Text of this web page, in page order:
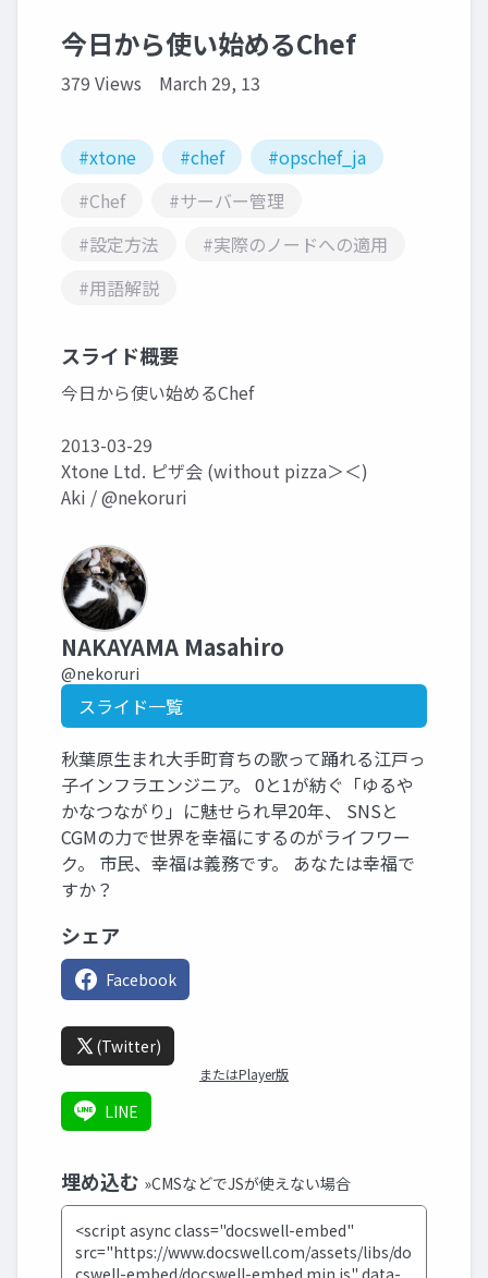
今日から使い始めるChef
379 Views March 29, 13
#xtone #chef
#opschef_ja
#Chef
#サーバー管理
#設定方法
#実際のノードへの適用
#用語解説
スライド概要
今日から使い始めるChef
2013-03-29
Xtone Ltd. ピザ会 (without pizza＞＜)
Aki / @nekoruri
NAKAYAMA Masahiro
@nekoruri
スライド一覧
秋葉原生まれ大手町育ちの歌って踊れる江戸っ
子インフラエンジニア。 0と1が紡ぐ「ゆるや
かなつながり」に魅せられ早20年、 SNSと
CGMの力で世界を幸福にするのがライフワー
ク。 市民、幸福は義務です。 あなたは幸福で
すか？
シェア
Facebook
(Twitter)
またはPlayer版
LINE
埋め込む »CMSなどでJSが使えない場合